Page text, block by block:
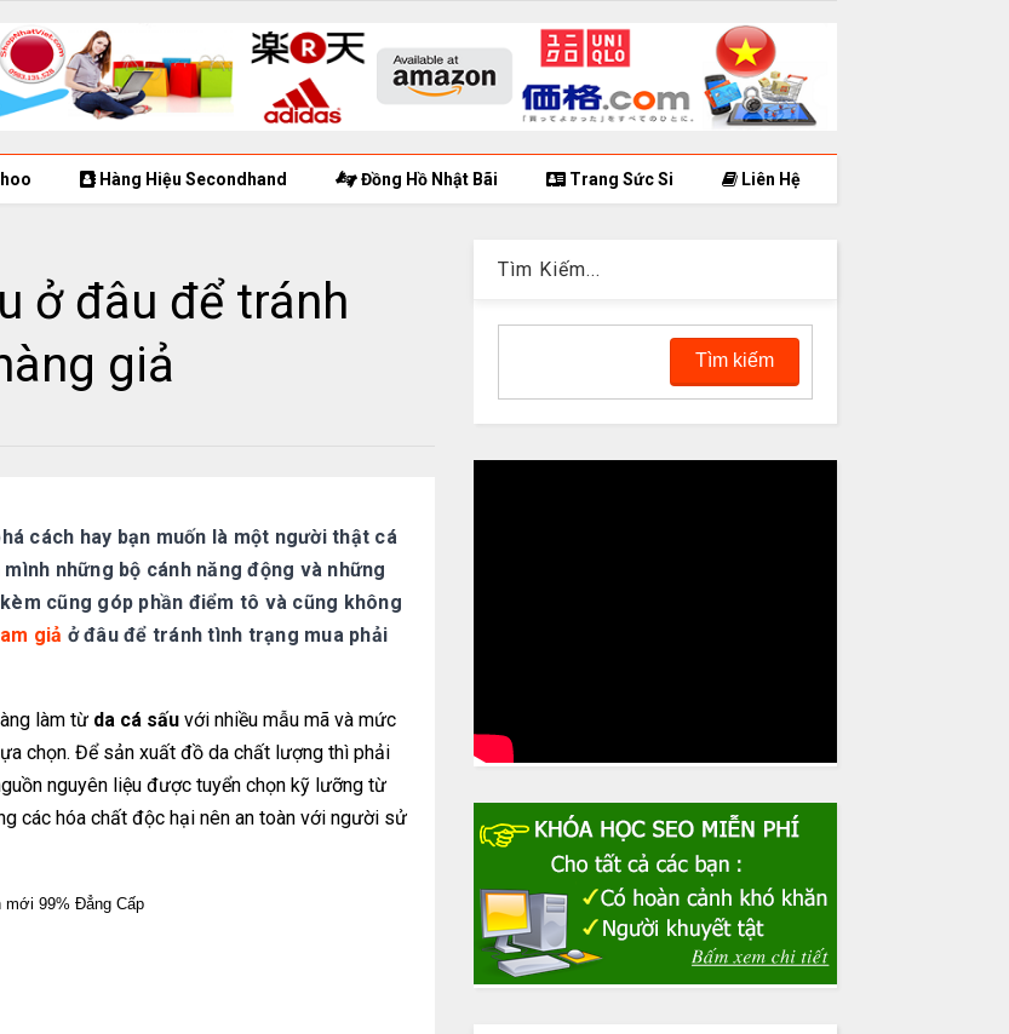
Hàng Hiệu Secondhand Đồng Hồ Nhật Bãi Trang Sức Si Liên Hệ
ở đâu để tránh
giả
cách hay bạn muốn là một người thật cá
những bộ cánh năng động và những
cũng góp phần điểm tô và cũng không
giả ở đâu để tránh tình trạng mua phải
làm từ da cá sấu với nhiều mẫu mã và mức
chọn. Để sản xuất đồ da chất lượng thì phải
nguyên liệu được tuyển chọn kỹ lưỡng từ
các hóa chất độc hại nên an toàn với người sử
mới 99% Đẳng Cấp
Tìm Kiếm...